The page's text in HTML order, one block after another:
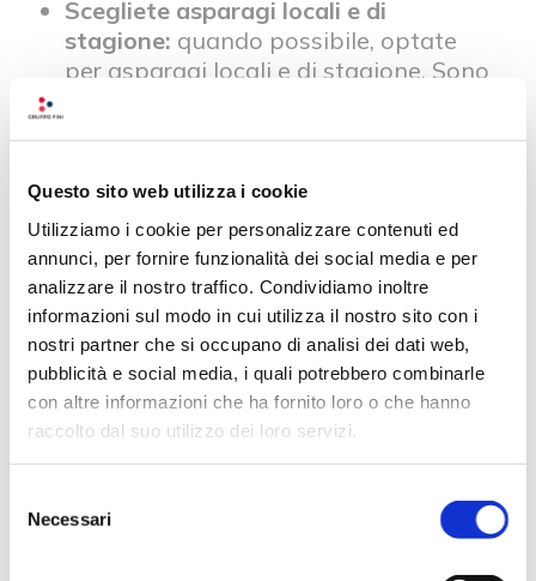
Questo sito web utilizza i cookie
Utilizziamo i cookie per personalizzare contenuti ed
annunci, per fornire funzionalità dei social media e per
analizzare il nostro traffico. Condividiamo inoltre
informazioni sul modo in cui utilizza il nostro sito con i
nostri partner che si occupano di analisi dei dati web,
pubblicità e social media, i quali potrebbero combinarle
con altre informazioni che ha fornito loro o che hanno
raccolto dal suo utilizzo dei loro servizi.
delNecessari
Scegliete asparagi locali e di
stagione: quando possibile, optate
per asparagi locali e di stagione. Sono
Bene, ora che avete tutte le informazioni
necessarie per poterselezionare i migliori
asparagi, vediamo come preparare i
Tortellini con Prosciutto Crudo e Parmigiano
Reggiano con asparagi.
Ricetta Tortellini con
Prosciutto Crudo e
Parmigiano Reggiano con